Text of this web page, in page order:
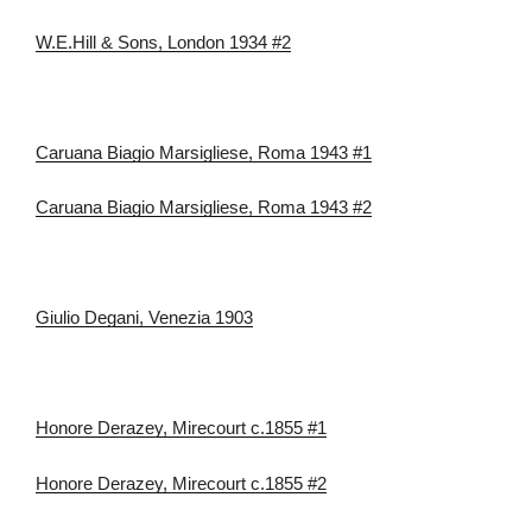
W.E.Hill & Sons, London 1934 #2
Caruana Biagio Marsigliese, Roma 1943 #1
Caruana Biagio Marsigliese, Roma 1943 #2
Giulio Degani, Venezia 1903
Honore Derazey, Mirecourt c.1855 #1
Honore Derazey, Mirecourt c.1855 #2